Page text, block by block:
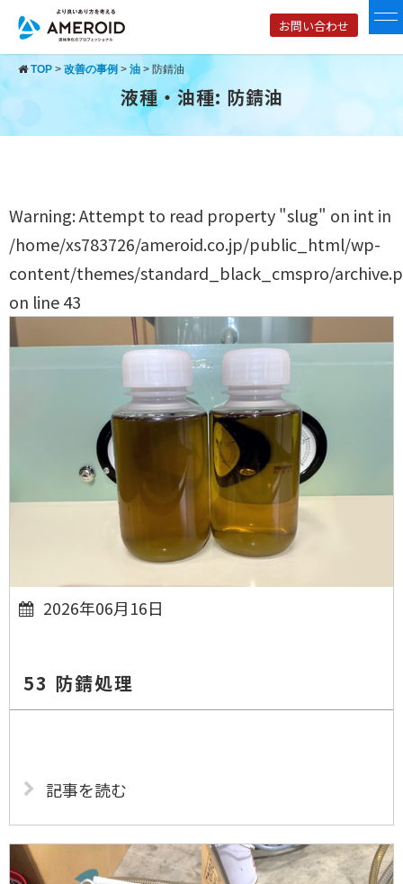
お問い合わせ
TOP > 改善の事例 > 油 > 防錆油
液種・油種: 防錆油
Warning: Attempt to read property "slug" on int in
/home/xs783726/ameroid.co.jp/public_html/wp-
content/themes/standard_black_cmspro/
on line43
2026年06月16日
53 防錆処理
記事を読む